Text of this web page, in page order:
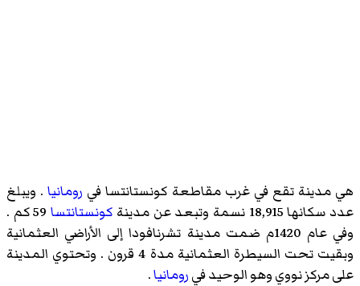
هي مدينة تقع في غرب مقاطعة كونستانتسا في رومانيا. ويبلغ
عدد سكانها 18,915 نسمة وتبعد عن مدينة
كونستانتسا
59 كم .
وفي عام 1420م ضمت مدينة تشرنافودا إلى الأراضي العثمانية
وبقيت تحت السيطرة العثمانية مدة 4 قرون . وتحتوي المدينة
على مركز نووي وهو الوحيد فيرومانيا.